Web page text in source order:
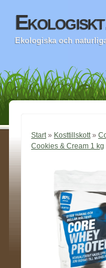
Ekologiska och
Start» Kosttillskott»
Cookies & Cream 1 kg